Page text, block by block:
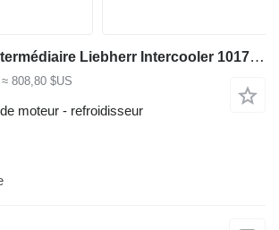
Refroidisseur intermédiaire Liebherr Intercooler 1017209 pour chargeuse sur pneus Liebherr L580 / L576 / L566
≈ 808,80 $US
moteur - refroidisseur